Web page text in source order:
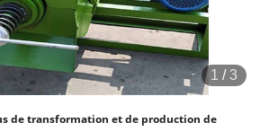
1 /3
de transformation et de production de